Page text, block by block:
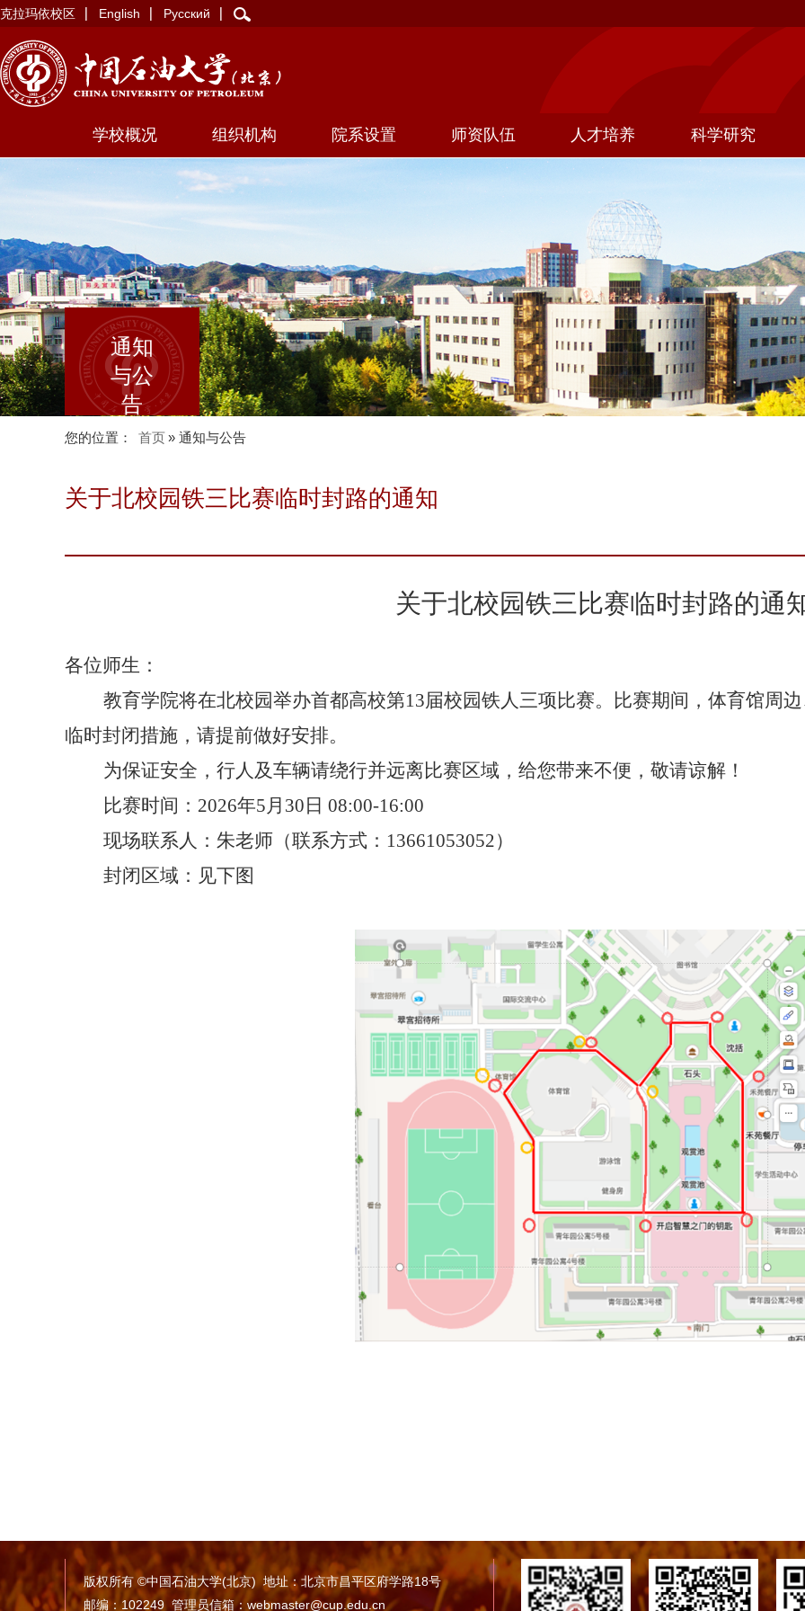
克拉玛依校区 English Русский
学校概况 组织机构 院系设置 师资队伍 人才培养 科学研究
通知
与公
告
您的位置： 首页» 通知与公告
关于北校园铁三比赛临时封路的通知
关于北校园铁三比赛临时封路的通
各位师生：
教育学院将在北校园举办首都高校第13届校园铁人三项比赛。比赛期间，体育馆周
临时封闭措施，请提前做好安排。
为保证安全，行人及车辆请绕行并远离比赛区域，给您带来不便，敬请谅解！
比赛时间：2026年5月30日 08:00-16:00
现场联系人：朱老师（联系方式：13661053052）
封闭区域：见下图
版权所有 ©中国石油大学(北京) 地址：北京市昌平区府学路18号
邮编：102249 管理员信箱：webmaster@cup.edu.cn